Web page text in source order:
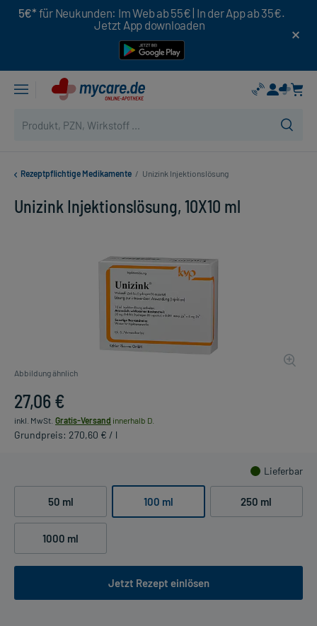
5€* für Neukunden: Im Web ab 55€ | In der App ab 35€.
Jetzt App downloaden
Rezeptpflichtige Medikamente / Unizink Injektionslösung
Unizink Injektionslösung, 10X10 ml
Abbildung ähnlich
27,06 €
inkl. MwSt. Gratis-Versand innerhalb D.
Grundpreis: 270,60 € / l
Lieferbar
50 ml 100 ml 250 ml
1000 ml
Jetzt Rezept einlösen